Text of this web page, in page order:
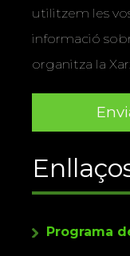
utilitzem les
informació
organitza la
Programa